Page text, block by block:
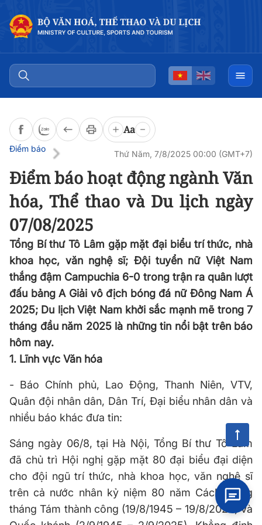
Aa
Điểm báo
Thứ Năm, 7/8/2025 00:00 (GMT+7)
Điểm báo hoạt động ngành Văn
hóa, Thể thao và Du lịch ngày
07/08/2025
Tổng Bí thư Tô Lâm gặp mặt đại biểu trí thức, nhà
khoa học, văn nghệ sĩ; Đội tuyển nữ Việt Nam
thắng đậm Campuchia 6-0 trong trận ra quân lượt
đấu bảng A Giải vô địch bóng đá nữ Đông Nam Á
2025; Du lịch Việt Nam khởi sắc mạnh mẽ trong 7
tháng đầu năm 2025 là những tin nổi bật trên báo
hôm nay.
1. Lĩnh vực Văn hóa
- Báo Chính phủ, Lao Động, Thanh Niên, VTV,
Quân đội nhân dân, Dân Trí, Đại biểu nhân dân và
nhiều báo khác đưa tin:
Sáng ngày 06/8, tại Hà Nội, Tổng Bí thư Tô Lâm
đã chủ trì Hội nghị gặp mặt 80 đại biểu đại diện
cho đội ngũ trí thức, nhà khoa học, văn nghệ sĩ
trên cả nước nhân kỷ niệm 80 năm Cách mạng
tháng Tám thành công (19/8/1945 – 19/8/2025) và
Đọc bài